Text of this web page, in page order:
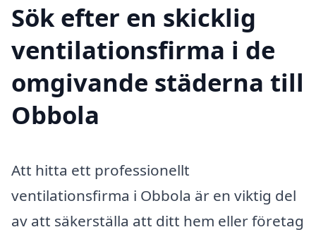
Sök efter en skicklig
ventilationsfirma i de
omgivande städerna till
Obbola
Att hitta ett professionellt
ventilationsfirma i Obbola är en viktig del
av att säkerställa att ditt hem eller företag